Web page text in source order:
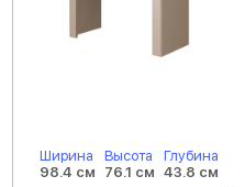
Ширина
98.4 см
Высота
76.1 см
Глубина
43.8 см